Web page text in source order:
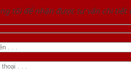
tôi để nhận được tư vấn chi tiết